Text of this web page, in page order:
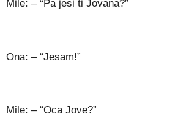
Mile: – “Pa jesi ti Jovana?”
Ona: – “Jesam!”
Mile: – “Oca Jove?”